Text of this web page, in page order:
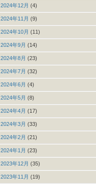
2024年12月 (4)
2024年11月 (9)
2024年10月 (11)
2024年9月 (14)
2024年8月 (23)
2024年7月 (32)
2024年6月 (4)
2024年5月 (8)
2024年4月 (17)
2024年3月 (33)
2024年2月 (21)
2024年1月 (23)
2023年12月 (35)
2023年11月 (19)